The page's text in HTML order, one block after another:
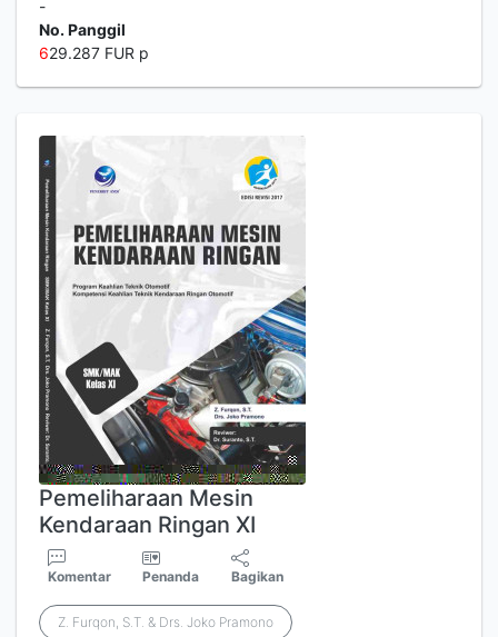
-
No. Panggil
629.287 FUR p
Pemeliharaan Mesin
Kendaraan Ringan XI
Komentar Penanda Bagikan
Z. Furqon, S.T. & Drs. Joko Pramono